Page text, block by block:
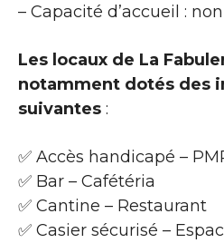
– Capacité d’accueil :
Les locaux de La
notamment dotés des
suivantes :
✅ Accès handicapé –
✅ Bar – Cafétéria
✅ Cantine – Restaurant
✅ Casier sécurisé –